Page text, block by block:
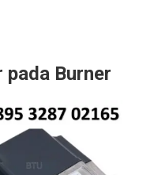
Burner